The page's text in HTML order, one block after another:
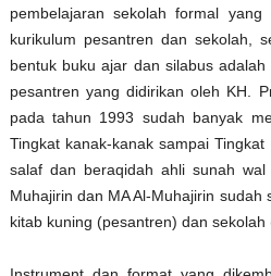
pembelajaran sekolah formal yang
kurikulum pesantren dansekolah ,
bentuk buku ajar dan silabus adalah
pesantren yang didirikan oleh KH.
pada tahun 1993 sudah banyak
Tingkat kanak-kanak sampai Tingkat
salafdan beraqidah ahli sunah wal
Muhajirin dan MA Al-Muhajirin sudah
kitab kuning (pesantren) dan sekolah